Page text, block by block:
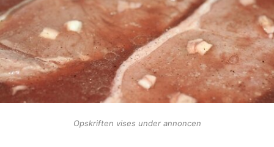
Opskriften vises under annoncen